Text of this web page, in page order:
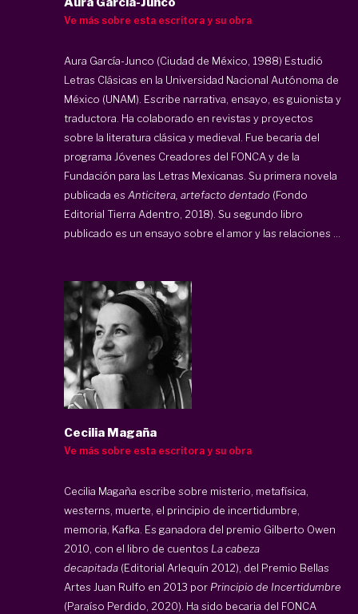
Ve más sobre esta escritora y su obra
Aura García-Junco (Ciudad de México, 1988) Estudió
Letras Clásicas en la Universidad Nacional Autónoma de
México (UNAM). Escribe narrativa, ensayo, es guionista y
traductora. Ha colaborado en revistas y proyectos
sobre la literatura clásica y medieval. Fue becaria del
programa Jóvenes Creadores del FONCA y de la
Fundación para las Letras Mexicanas. Su primera novela
publicada es Anticitera, artefacto dentado (Fondo
Editorial Tierra Adentro, 2018). Su segundo libro
publicado es un ensayo sobre el amor y las relaciones ...
Cecilia Magaña
Ve más sobre esta escritora y su obra
Cecilia Magaña escribe sobre misterio, metafísica,
westerns, muerte, el principio de incertidumbre,
memoria, Kafka. Es ganadora del premio Gilberto Owen
2010, con el libro de cuentos La cabeza
decapitada (Editorial Arlequín 2012), del Premio Bellas
Artes Juan Rulfo en 2013 por Principio de Incertidumbre
(Paraíso Perdido, 2020). Ha sido becaria del FONCA